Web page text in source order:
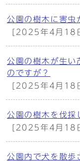
公園の樹木に害虫
[2025年4月18
公園の樹木が生い
のですが？
[2025年4月18
公園の樹木を伐採
[2025年4月18
公園内で犬を散歩